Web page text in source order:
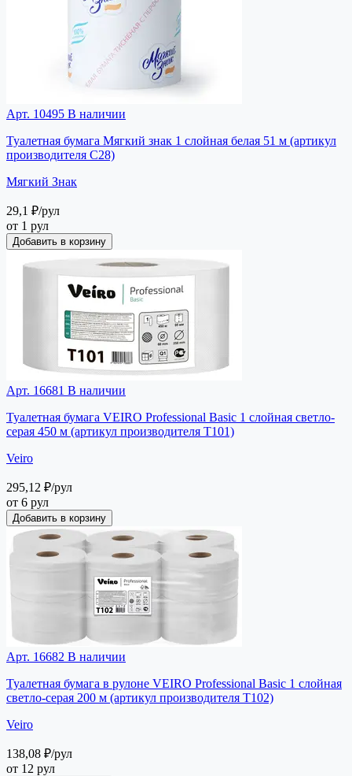
Арт. 10495 В наличии
Туалетная бумага Мягкий знак 1 слойная белая 51 м (артикул
производителя С28)
Мягкий Знак
29,1 ₽/рул
от 1 рул
Добавить в корзину
Арт. 16681 В наличии
Туалетная бумага VEIRO Professional Basic 1 слойная светло-
серая 450 м (артикул производителя T101)
Veiro
295,12 ₽/рул
от 6 рул
Добавить в корзину
Арт. 16682 В наличии
Туалетная бумага в рулоне VEIRO Professional Basic 1 слойная
светло-серая 200 м (артикул производителя Т102)
Veiro
138,08 ₽/рул
от 12 рул